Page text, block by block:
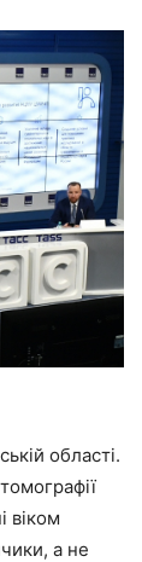
області.
віком
а не